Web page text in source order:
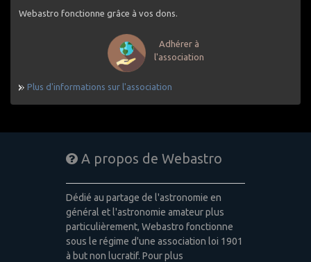
Webastro fonctionne grâce à vos dons.
Adhérer à
l'association
Plus d'informations sur l'association
A propos de Webastro
Dédié au partage de l'astronomie en
général et l'astronomie amateur plus
particulièrement, Webastro fonctionne
sous le régime d'une association loi 1901
à but non lucratif. Pour plus